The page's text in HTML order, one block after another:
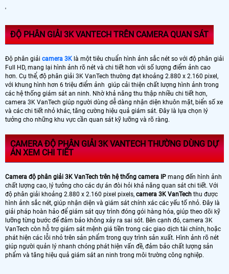
'
ĐỘ PHÂN GIẢI 3K VANTECH TRÊN CAMERA QUAN SÁT
Độ phân giải camera 3K là một tiêu chuẩn hình ảnh sắc nét so với độ phân giải
Full HD, mang lại hình ảnh rõ nét và chi tiết hơn với số lượng điểm ảnh cao
hơn. Cụ thể, độ phân giải 3K VanTech thường đạt khoảng 2.880 x 2.160 pixel,
với khung hình hơn 6 triệu điểm ảnh giúp cải thiện chất lượng hình ảnh trong
các hệ thống giám sát an ninh. Nhờ khả năng thu thập nhiều chi tiết hơn,
camera 3K VanTech giúp người dùng dễ dàng nhận diện khuôn mặt, biển số xe
và các chi tiết nhỏ khác, tăng cường hiệu quả giám sát. Đây là lựa chọn lý
tưởng cho những khu vực cần quan sát kỹ lưỡng và rõ ràng.
CAMERA ĐỘ PHÂN GIẢI 3K VANTECH THƯỜNG DÙNG DỰ
ÁN XEM CHI TIẾT
Camera độ phân giải 3K VanTech trên hệ thống camera IP mang đến hình ảnh
chất lượng cao, lý tưởng cho các dự án đòi hỏi khả năng quan sát chi tiết. Với
độ phân giải khoảng 2.880 x 2.160 pixel pixels, camera 3K VanTech thu được
hình ảnh sắc nét, giúp nhận diện và giám sát chính xác các yếu tố nhỏ. Đây là
giải pháp hoàn hảo để giám sát quy trình đóng gói hàng hóa, giúp theo dõi kỹ
lưỡng từng bước để đảm bảo không xảy ra sai sót. Bên cạnh đó, camera 3K
VanTech còn hỗ trợ giám sát mệnh giá tiền trong các giao dịch tài chính, hoặc
phát hiện các lỗi nhỏ trên sản phẩm trong quy trình sản xuất. Hình ảnh rõ nét
giúp người quản lý nhanh chóng phát hiện vấn đề, đảm bảo chất lượng sản
phẩm và tăng hiệu quả giám sát an ninh trong môi trường công nghiệp.